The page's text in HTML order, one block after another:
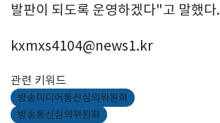
발판이 되도록 운영하겠다"고 말했다.
kxmxs4104@news1.kr
관련 키워드
방송미디어통신심의위원회
방송통신심의위원회